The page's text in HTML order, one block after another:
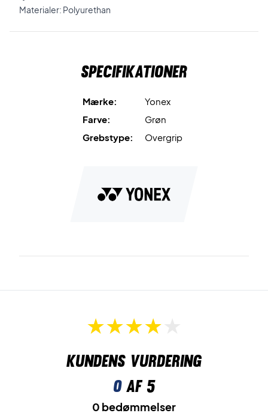
Materialer: Polyurethan
Specifikationer
Mærke:
Yonex
Farve:
Grøn
Grebstype:
Overgrip
Kundens vurdering
0af 5
0 bedømmelser